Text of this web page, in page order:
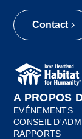
Contact
A PROPOS
EVÉNEMENTS
CONSEIL
RAPPORTS